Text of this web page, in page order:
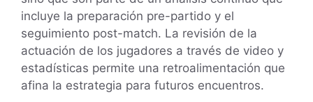
incluye la preparación pre-partido y el
seguimiento post-match. La revisión de la
actuación de los jugadores a través de video y
estadísticas permite una retroalimentación que
afina la estrategia para futuros encuentros.